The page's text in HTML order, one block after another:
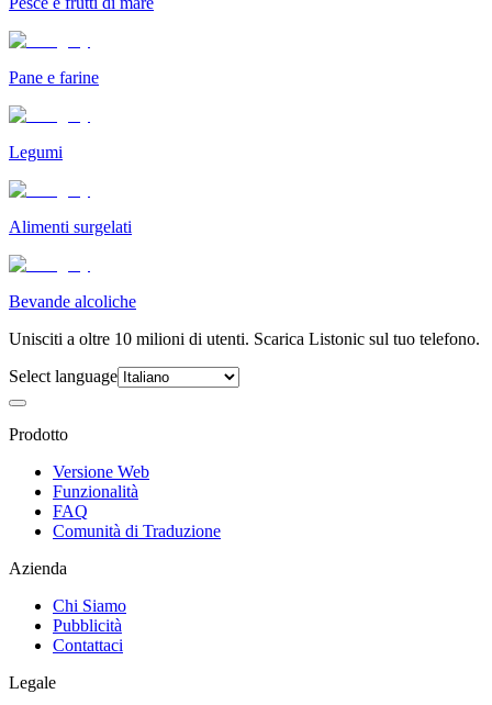
Pane e farine
Legumi
Alimenti surgelati
Bevande alcoliche
Unisciti a oltre 10 milioni di utenti. Scarica Listonic sul tuo telefono.
Select language
Prodotto
Versione Web
Funzionalità
FAQ
Comunità di Traduzione
Azienda
Chi Siamo
Pubblicità
Contattaci
Legale